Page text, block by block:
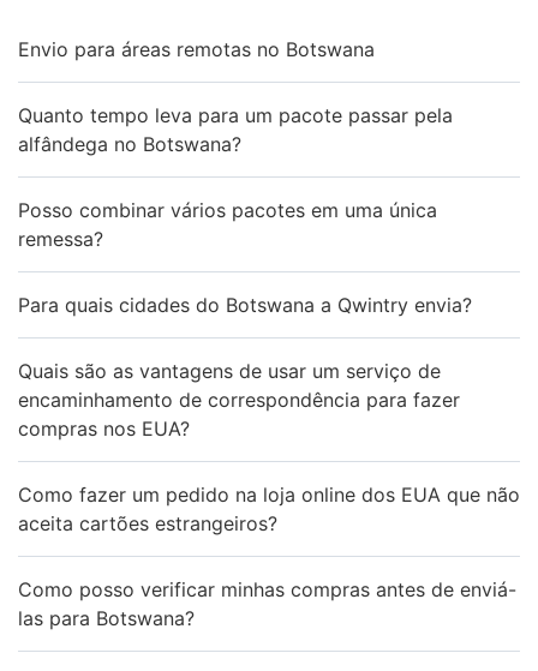
Envio para áreas remotas no Botswana
Quanto tempo leva para um pacote passar pela
alfândega no Botswana?
Posso combinar vários pacotes em uma única
remessa?
Para quais cidades do Botswana a Qwintry envia?
Quais são as vantagens de usar um serviço de
encaminhamento de correspondência para fazer
compras nos EUA?
Como fazer um pedido na loja online dos EUA que não
aceita cartões estrangeiros?
Como posso verificar minhas compras antes de enviá-
las para Botswana?